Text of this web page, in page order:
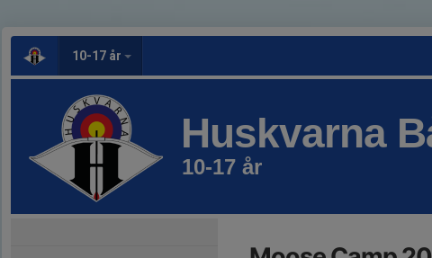
10-17 år
Huskvarna
10-17 år